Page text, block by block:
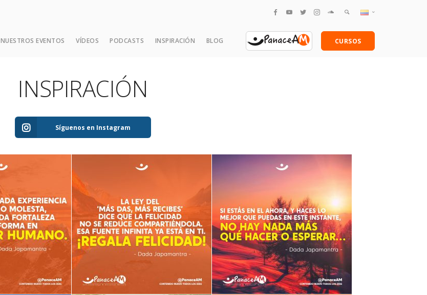
¿Quién es Dada?
Las Nueve Enseñanzas Fundamentales
Consejos y Sugerencias
NUESTROS EVENTOS VÍDEOS PODCASTS INSPIRACIÓN BLOG CURSOS
INSPIRACIÓN
Síguenos en Instagram